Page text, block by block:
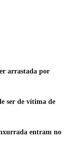
arrastada por
ser de vítima de
entram no